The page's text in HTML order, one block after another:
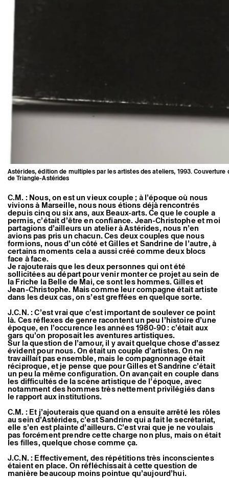
Astérides, édition de multiples par les artistes des ateliers, 1993. Couverture
de Triangle-Astérides
C.M. : Nous, on est un vieux couple ; à l’époque où nous
vivions à Marseille, nous nous étions déjà rencontrés
depuis cinq ou six ans, aux Beaux-arts. Ce que le couple a
permis, c’était d’être en confiance. Jean-Christophe et moi
partagions d’ailleurs un atelier à Astérides, nous n’en
avions pas pris un chacun. Ces deux couples que nous
formions, nous d’un côté et Gilles et Sandrine de l’autre, à
certains moments cela a aussi créé comme deux blocs
face à face.
Je rajouterais que les deux personnes qui ont été
sollicitées au départ pour venir monter ce projet au sein de
la Friche la Belle de Mai, ce sont les hommes. Gilles et
Jean-Christophe. Mais comme leur compagne était artiste
dans les deux cas, on s’est greffées en quelque sorte.
J.C.N. : C’est vrai que c’est important de soulever ce point
là. Ces réflexes de genre racontent un peu l’histoire d’une
époque, en l’occurence les années 1980-90 : c’était aux
gars qu’on proposait les aventures artistiques.
Sur la question de l’amour, il y avait quelque chose d’assez
évident pour nous. On était un couple d’artistes. On ne
travaillait pas ensemble, mais le compagnonnage était
réciproque, et je pense que pour Gilles et Sandrine c’était
un peu la même configuration. On avançait en couple dans
les difficultés de la scène artistique de l’époque, avec
notamment des hommes très nettement privilégiés dans
le rapport aux institutions.
C.M. : Et j’ajouterais que quand on a ensuite arrêté les rôles
au sein d’Astérides, c’est Sandrine qui a fait le secrétariat,
elle s’en est plainte d’ailleurs. C’est vrai que je ne voulais
pas forcément prendre cette charge non plus, mais on était
les filles, quelque chose comme ça.
J.C.N. : Effectivement, des répétitions très inconscientes
étaient en place. On réfléchissait à cette question de
manière beaucoup moins pointue qu’aujourd’hui.